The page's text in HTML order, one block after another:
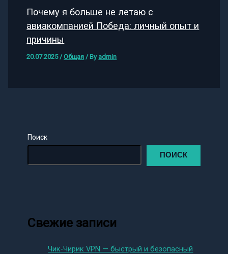
Почему я больше не летаю с
авиакомпанией Победа: личный опыт и
причины
20.07.2025/Общая / By admin
Поиск
ПОИСК
Свежие записи
Чик-Чирик VPN — быстрый и безопасный